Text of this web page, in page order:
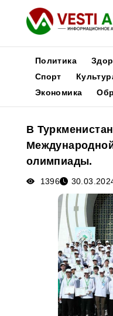
Новости
Медиа
Афиша
Политика
Спорт
Экономика
В
олимпиады.
1396